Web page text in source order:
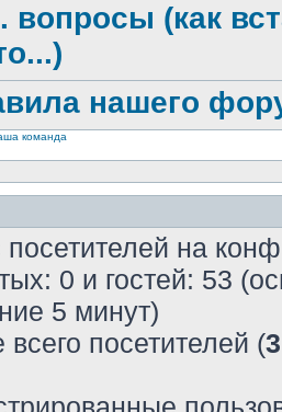
вопросы (как
нашего
команда
посетителей на
0 и гостей: 53
5 минут)
посетителей (